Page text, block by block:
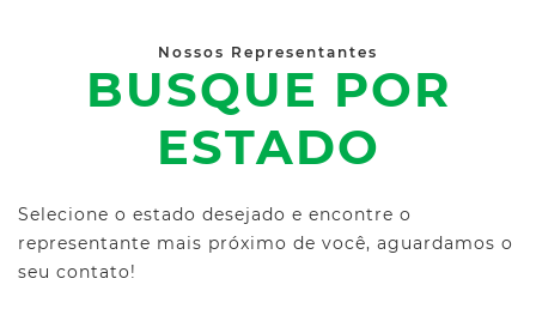
Nossos Representantes
BUSQUE POR
ESTADO
Selecione o estado desejado e encontre o
representante mais próximo de você, aguardamos o
seu contato!